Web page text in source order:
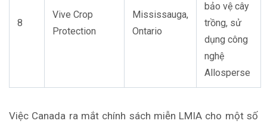
8
Vive Crop
Protection
Mississauga,
Ontario
bảo vệ cây
trồng, sử
dụng công
nghệ
Allosperse
Việc Canada ra mắt chính sách miễn LMIA cho một số